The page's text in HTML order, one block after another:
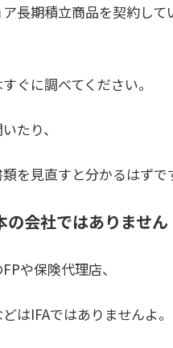
ア長期積立商品を契約して
ぐに調べてください。
たり、
を見直すと分かるはずで
の会社ではありません
や保険代理店、
はIFAではありませんよ。